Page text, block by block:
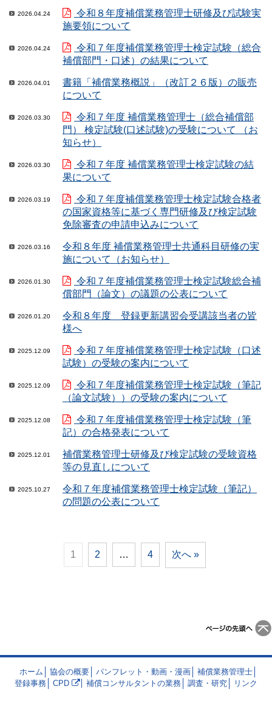
2026.04.24
令和８年度補償業務管理士研修及び試験実
施要領について
2026.04.24
令和７年度補償業務管理士検定試験（総合
補償部門・口述）の結果について
2026.04.01
書籍「補償業務概説」（改訂２６版）の販売
について
2026.03.30
令和７年度 補償業務管理士（総合補償部
門） 検定試験(口述試験)の受験について （お
知らせ）
2026.03.30
令和７年度 補償業務管理士検定試験の結
果について
2026.03.19
令和７年度補償業務管理士検定試験合格者
の国家資格等に基づく専門研修及び検定試験
免除審査の申請申込みについて
2026.03.16
令和８年度 補償業務管理士共通科目研修の実
施について（お知らせ）
2026.01.30
令和７年度補償業務管理士検定試験総合補
償部門（論文）の議題の公表について
2026.01.20
令和８年度 登録更新講習会受講該当者の皆
様へ
2025.12.09
令和７年度補償業務管理士検定試験（口述
試験）の受験の案内について
2025.12.09
令和７年度補償業務管理士検定試験（筆記
（論文試験））の受験の案内について
2025.12.08
令和７年度補償業務管理士検定試験（筆
記）の合格発表について
2025.12.01
補償業務管理士研修及び検定試験の受験資格
等の見直しについて
2025.10.27
令和７年度補償業務管理士検定試験（筆記）
の問題の公表について
1 2 … 4 次へ »
ホーム 協会の概要 パンフレット・動画・漫画
補償業務管理士
登録事務
CPD 補償コンサルタントの業務 調査・研究 リンク